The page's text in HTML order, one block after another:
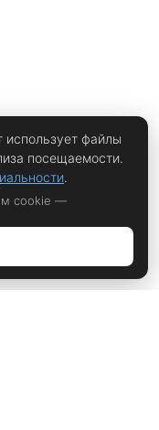
использует файлы
посещаемости.
.
cookie —